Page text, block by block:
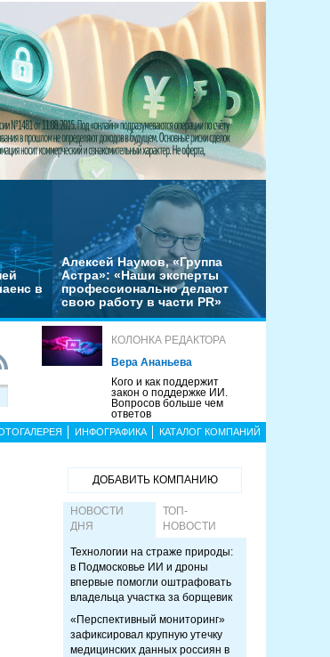
в
Алексей Наумов, «Группа
Астра»: «Наши эксперты
профессионально делают
свою работу в части PR»
КОЛОНКА РЕДАКТОРА
Вера Ананьева
Кого и как поддержит
закон о поддержке ИИ.
Вопросов больше чем
ответов
ИНФОГРАФИКА КАТАЛОГ КОМПАНИЙ
ДОБАВИТЬ КОМПАНИЮ
НОВОСТИ
ДНЯ
ТОП-
НОВОСТИ
Технологии на страже природы:
в Подмосковье ИИ и дроны
впервые помогли оштрафовать
владельца участка за борщевик
«Перспективный мониторинг»
зафиксировал крупную утечку
медицинских данных россиян в